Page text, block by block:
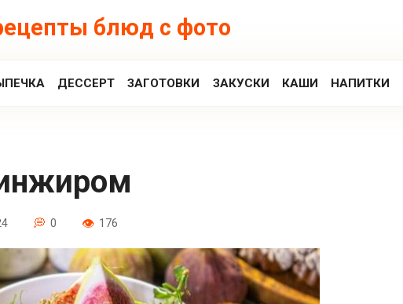
блюд с фото
ДЕССЕРТ ЗАГОТОВКИ ЗАКУСКИ КАШИ НАПИТКИ
0 176